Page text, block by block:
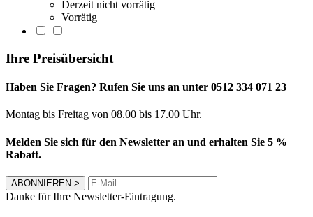
Derzeit nicht vorrätig
Vorrätig
Ihre Preisübersicht
Haben Sie Fragen? Rufen Sie uns an unter 0512 334 071 23
Montag bis Freitag von 08.00 bis 17.00 Uhr.
Melden Sie sich für den Newsletter an und erhalten Sie 5 %
Rabatt.
ABONNIEREN >
Danke für Ihre Newsletter-Eintragung.